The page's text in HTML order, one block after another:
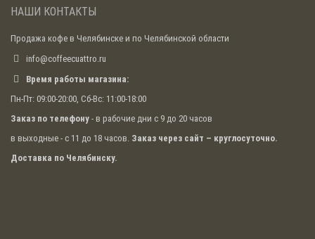
НАШИ КОНТАКТЫ
Продажа кофе в Челябинске и по Челябинской области
info@coffeecuattro.ru
Время работы магазина:
Пн-Пт: 09:00-20:00, Сб-Вс: 11:00-18:00
Заказ по телефону - в рабочие дни с 9 до 20 часов
в выходные - с 11 до 18 часов. Заказ через сайт – круглосуточно.
Доставка по Челябинску.